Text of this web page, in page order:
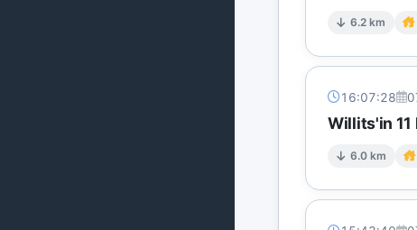
6.2 km
16:07:28
Willits'in
6.0 km